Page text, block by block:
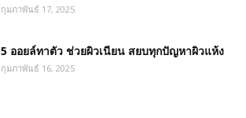
กุมภาพันธ์ 17, 2025
5 ออยล์ทาตัว ช่วยผิวเนียน สยบทุกปัญหาผิวแห้ง
กุมภาพันธ์ 16, 2025